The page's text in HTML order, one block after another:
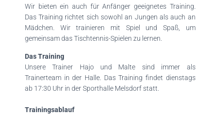
Wir bieten ein auch für Anfänger geeignetes Training.
Das Training richtet sich sowohl an Jungen als auch an
Mädchen. Wir trainieren mit Spiel und Spaß, um
gemeinsam das Tischtennis-Spielen zu lernen.
Das Training
Unsere Trainer Hajo und Malte sind immer als
Trainerteam in der Halle. Das Training findet dienstags
ab 17:30 Uhr in der Sporthalle Melsdorf statt.
Trainingsablauf